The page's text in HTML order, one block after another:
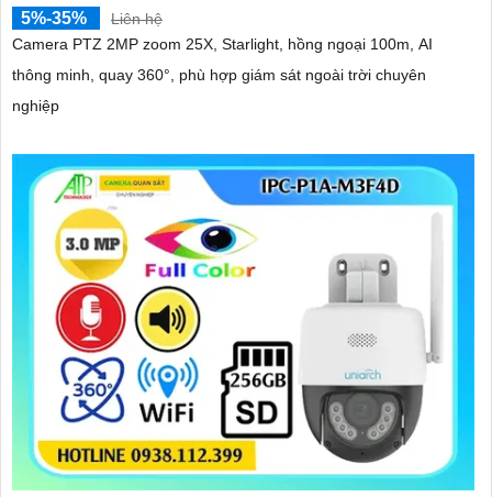
5%-35%
Liên hệ
Camera PTZ 2MP zoom 25X, Starlight, hồng ngoại 100m, AI
thông minh, quay 360°, phù hợp giám sát ngoài trời chuyên
nghiệp